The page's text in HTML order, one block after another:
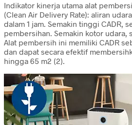
Indikator kinerja utama alat
(Clean Air Delivery Rate): aliran
dalam 1 jam. Semakin tinggi CADR,
pembersihan. Semakin kotor udara,
Alat pembersih ini memiliki CADR
dan dapat secara efektif
hingga 65 m2 (2).